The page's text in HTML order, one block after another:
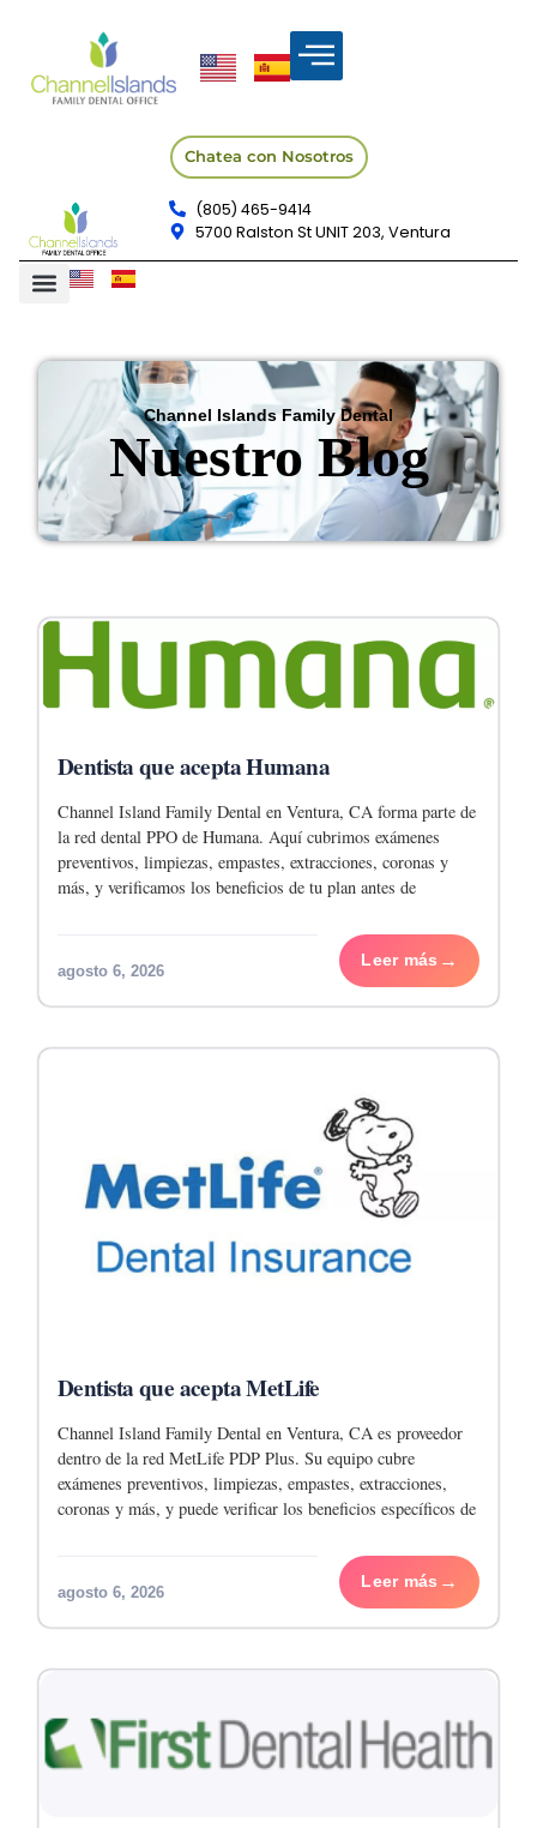
Chatea con Nosotros
(805) 465-9414
5700 Ralston St UNIT 203, Ventura
Channel Islands Family Dental
Nuestro Blog
Dentista que acepta Humana
agosto 6, 2026
Channel Island Family Dental en Ventura, CA forma parte de
la red dental PPO de Humana. Aquí cubrimos exámenes
preventivos, limpiezas, empastes, extracciones, coronas y
más, y verificamos los beneficios de tu plan antes de
Leer más
Dentista que acepta MetLife
agosto 6, 2026
Channel Island Family Dental en Ventura, CA es proveedor
dentro de la red MetLife PDP Plus. Su equipo cubre
exámenes preventivos, limpiezas, empastes, extracciones,
coronas y más, y puede verificar los beneficios específicos de
Leer más